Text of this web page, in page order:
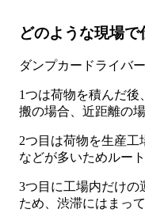
どのような現場で
ダンプカードライバ
1つは荷物を積んだ
搬の場合、近距離の
2つ目は荷物を生産工
などが多いためルー
3つ目に工場内だけの
ため、渋滞にはまっ